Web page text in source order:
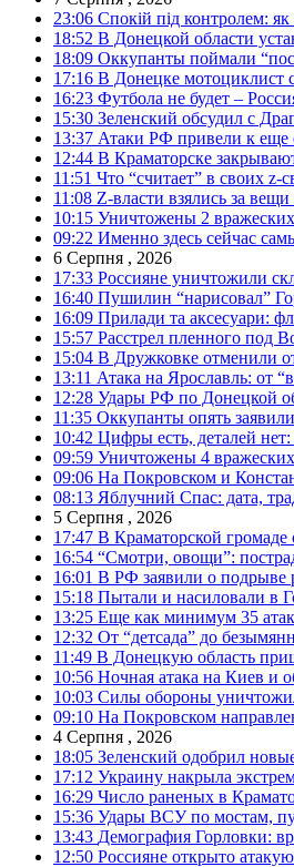
23:06 Спокій під контролем:
18:52 В Донецкой области
18:09 Оккупанты поймали
17:16 В Донецке мотоциклист
16:23 Футбола не будет –
15:30 Зеленский обсудил с
13:37 Атаки РФ привели к еще
12:44 В Краматорске
11:51 Что “считает” в своих z-
11:08 Z-власти взялись за
10:15 Уничтожены 2
09:22 Именно здесь сейчас
6 Серпня , 2026
17:33 Россияне уничтожили
16:40 Пушилин “нарисовал”
16:09 Прилади та аксесуари:
15:57 Расстрел пленного под
15:04 В Дружковке отменили
13:11 Атака на Ярославль: от
12:28 Удары РФ по Донецкой
11:35 Оккупанты опять
10:42 Цифры есть, деталей
09:59 Уничтожены 4
09:06 На Покровском и
08:13 Яблучний Спас: дата,
5 Серпня , 2026
17:47 В Краматорской
16:54 “Смотри, овощи”:
16:01 В РФ заявили о подрыве
15:18 Пытали и насиловали в
13:25 Еще как минимум 35
12:32 От “детсада” до
11:49 В Донецкую область
10:56 Ночная атака на Киев и
10:03 Силы обороны
09:10 На Покровском
4 Серпня , 2026
18:05 Зеленский одобрил
17:12 Украину накрыла
16:29 Число раненых в
15:36 Удары ВСУ по мостам,
13:43 Демография Горловки:
12:50 Россияне открыто